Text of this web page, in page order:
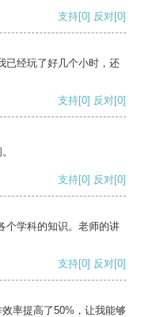
支持[0] 反对[0]
已经玩了好几个小时，还
支持[0] 反对[0]
支持[0] 反对[0]
个学科的知识。老师的讲
支持[0] 反对[0]
率提高了50%，让我能够